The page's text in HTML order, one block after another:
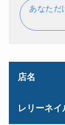
あなただ
店名
レリーネイ